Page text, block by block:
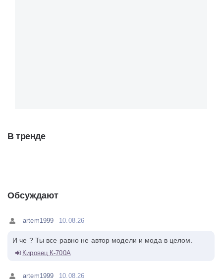
В тренде
Обсуждают
artem1999 10.08.26
И че ? Ты все равно не автор модели и мода в целом.
Кировец К-700А
artem1999 10.08.26